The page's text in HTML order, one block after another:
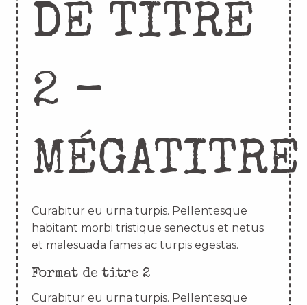
DE TITRE
2 –
MÉGATITRE
Curabitur eu urna turpis. Pellentesque
habitant morbi tristique senectus et netus
et malesuada fames ac turpis egestas.
Format de titre 2
Curabitur eu urna turpis. Pellentesque